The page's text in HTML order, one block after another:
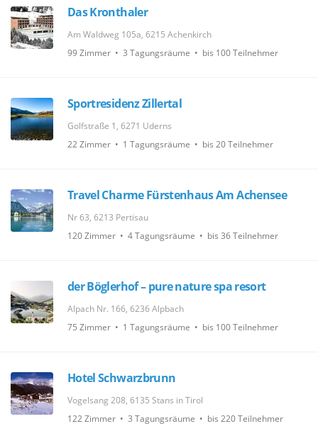
Das Kronthaler
Am Waldweg 105a, 6215 Achenkirch
99 Zimmer • 3 Tagungsräume • bis 100 Teilnehmer
Sportresidenz Zillertal
Golfstraße 1, 6271 Uderns
22 Zimmer • 1 Tagungsräume • bis 20 Teilnehmer
Travel Charme Fürstenhaus Am Achensee
Nr 63, 6213 Pertisau
120 Zimmer • 4 Tagungsräume • bis 36 Teilnehmer
der Böglerhof – pure nature spa resort
Alpach Nr. 166, 6236 Alpbach
75 Zimmer • 1 Tagungsräume • bis 100 Teilnehmer
Hotel Schwarzbrunn
Vogelsang 208, 6135 Stans in Tirol
122 Zimmer • 3 Tagungsräume • bis 220 Teilnehmer